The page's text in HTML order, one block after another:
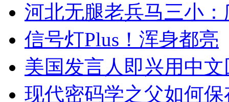
河北无腿老兵马三小
信号灯Plus！浑身都亮
美国发言人即兴用中
现代密码学之父如何